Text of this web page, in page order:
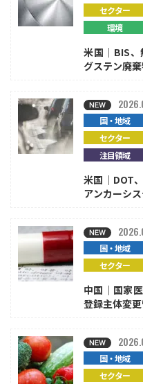
セクター
環境
米国｜BIS
グステン廃
国・地域
セクター
注目領域
米国｜DOT
アンカーシ
国・地域
セクター
中国｜国家
登録主体変
国・地域
セクター